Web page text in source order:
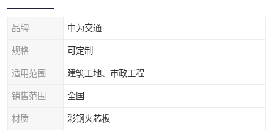
品牌 中为交通
规格 可定制
适用范围 建筑工地、市政工程
销售范围 全国
材质 彩钢夹芯板